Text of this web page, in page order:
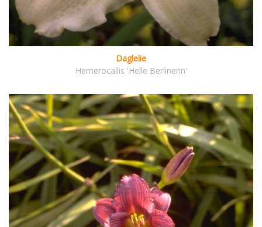
Daglelie
Hemerocallis 'Helle Berlinerin'